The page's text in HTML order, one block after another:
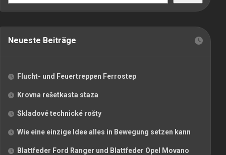
Neueste Beiträge
Flucht- und Feuertreppen Ferrostep
Krovna rešetkasta staza
Skladové technické rošty
Wie eine einzige Idee alles in Bewegung setzen kann
Blattfeder Ford Ranger und Blattfeder Opel Movano